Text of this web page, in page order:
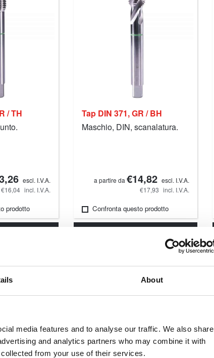
About
media features and to analyse our traffic. We also share
and analytics partners who may combine it with
from your use of their services.
/ TH
escl. I.V.A.
€16,04 incl. I.V.A.
prodotto
Tap DIN 371, GR / BH
Maschio, DIN, scanalatura.
a partire da €14,82 escl. I.V.A.
€17,93 incl. I.V.A.
Confronta questo prodotto
Dettagli